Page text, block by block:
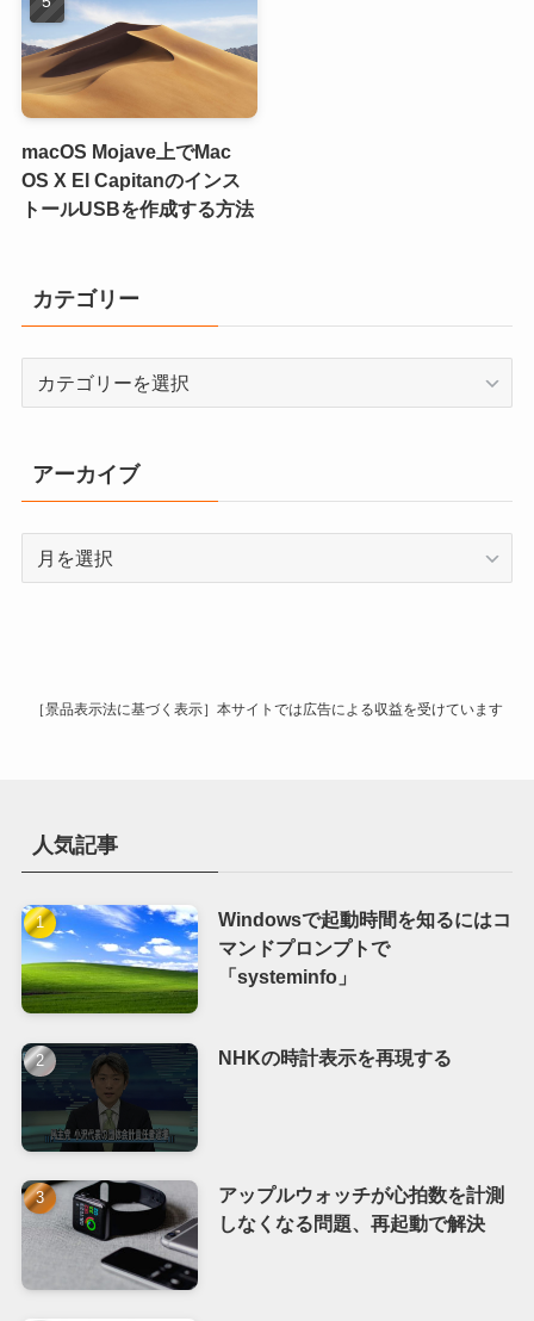
macOS Mojave上でMac
OS X El Capitanのインス
トールUSBを作成する方法
カテゴリー
ー
アーカイブ
［景品表示法に基づく表示］本サイトでは広告による収益を受けています
人気記事
Windowsで起動時間を知るにはコ
マンドプロンプトで
「systeminfo」
NHKの時計表示を再現する
アップルウォッチが心拍数を計測
しなくなる問題、再起動で解決